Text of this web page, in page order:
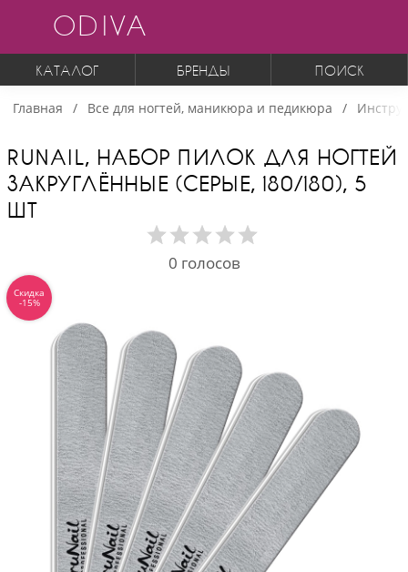
ODIVA
КАТАЛОГ БРЕНДЫ ПОИСК
Главная Все для ногтей, маникюра и педикюра
RUNAIL, НАБОР ПИЛОК ДЛЯ НОГТЕЙ
ЗАКРУГЛЁННЫЕ (СЕРЫЕ, 180/180), 5
ШТ
0 голосов
Скидка
-15%